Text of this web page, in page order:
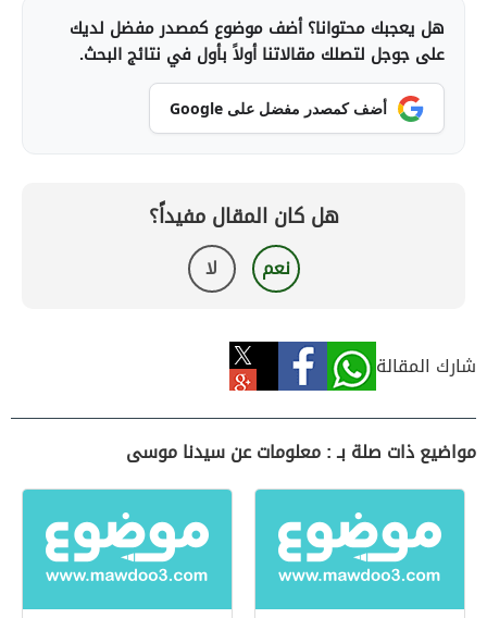
هل يعجبك محتوانا؟ أضف موضوع كمصدر مفضل لديك
على جوجل لتصلك مقالاتنا أولاً بأول في نتائج البحث.
أضف كمصدر مفضل على Google
هل كان المقال مفيداً؟
نعم لا
شارك المقالة
مواضيع ذات صلة بـ : معلومات عن سيدنا موسى